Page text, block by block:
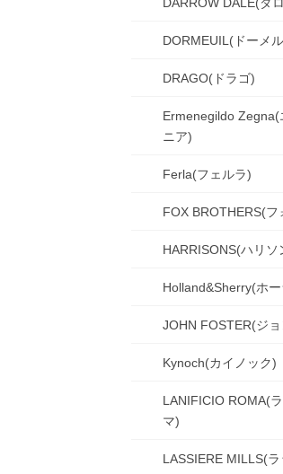
DORMEUIL(ドーメ
DRAGO(ドラゴ)
Ermenegildo
ニア)
Ferla(フェルラ)
FOX BROTHERS(
HARRISONS(ハリソ
Holland&Sherry(ホ
JOHN FOSTER(ジ
Kynoch(カイノック)
LANIFICIO ROMA(
マ)
LASSIERE MILLS(